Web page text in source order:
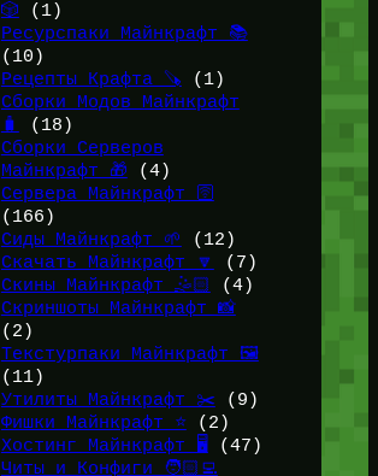
🎲 (1)
Ресурспаки Майнкрафт 📚
(10)
Рецепты Крафта 🪚 (1)
Сборки Модов Майнкрафт
🧳
(18)
Сборки Серверов
Майнкрафт 🎁 (4)
Сервера Майнкрафт 🛜
(166)
Сиды Майнкрафт 🌱
(12)
Скачать Майнкрафт 🔽
(7)
Скины Майнкрафт 🤹🏻
(4)
Скриншоты Майнкрафт 📸
(2)
Текстурпаки Майнкрафт 🖼️
(11)
Утилиты Майнкрафт ✂️ (9)
Фишки Майнкрафт ⭐(2)
Хостинг Майнкрафт 🖥️ (47)
Читы и Конфиги 🧑🏻‍💻